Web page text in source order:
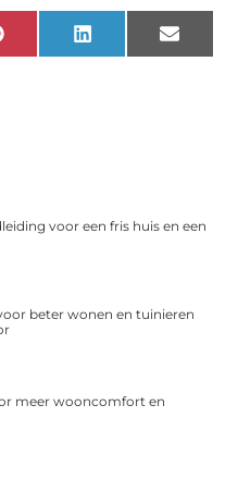
Pinterest LinkedIn Email
voor een fris huis en een
beter wonen en tuinieren
meer wooncomfort en